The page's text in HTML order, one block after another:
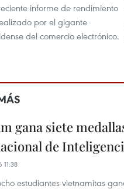
informe de rendimiento
por el gigante
del comercio electrónico.
gana siete
de
estudiantes vietnamitas